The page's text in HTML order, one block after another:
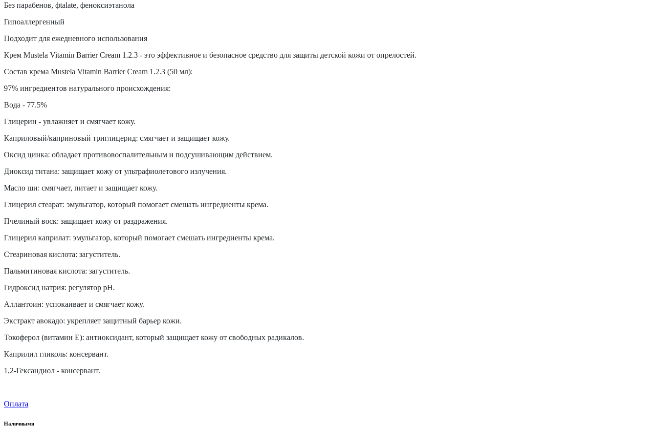
Без парабенов, фtalate, феноксиэтанола
Гипоаллергенный
Подходит для ежедневного использования
Крем Mustela Vitamin Barrier Cream 1.2.3 - это эффективное и безопасное средство для защиты детской кожи от опрелостей.
Состав крема Mustela Vitamin Barrier Cream 1.2.3 (50 мл):
97% ингредиентов натурального происхождения:
Вода - 77.5%
Глицерин - увлажняет и смягчает кожу.
Каприловый/каприновый триглицерид: смягчает и защищает кожу.
Оксид цинка: обладает противовоспалительным и подсушивающим действием.
Диоксид титана: защищает кожу от ультрафиолетового излучения.
Масло ши: смягчает, питает и защищает кожу.
Глицерил стеарат: эмульгатор, который помогает смешать ингредиенты крема.
Пчелиный воск: защищает кожу от раздражения.
Глицерил каприлат: эмульгатор, который помогает смешать ингредиенты крема.
Стеариновая кислота: загуститель.
Пальмитиновая кислота: загуститель.
Гидроксид натрия: регулятор pH.
Аллантоин: успокаивает и смягчает кожу.
Экстракт авокадо: укрепляет защитный барьер кожи.
Токоферол (витамин E): антиоксидант, который защищает кожу от свободных радикалов.
Каприлил гликоль: консервант.
1,2-Гександиол - консервант.
Оплата
Наличными